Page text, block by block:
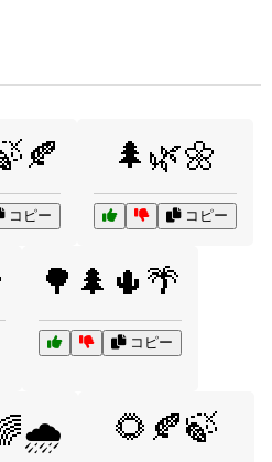
コピー
🌲🌿🌼
コピー
🌳🌲🌵🌴
コピー
🌻🍂🍃